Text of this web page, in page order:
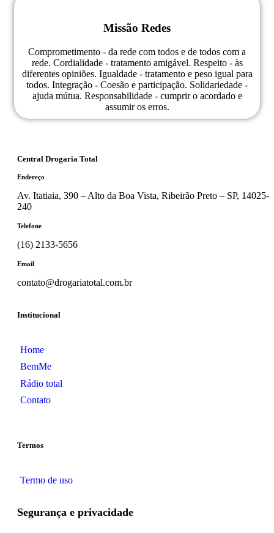
Missão Redes
Comprometimento - da rede com todos e de todos com a
rede. Cordialidade - tratamento amigável. Respeito - às
diferentes opiniões. Igualdade - tratamento e peso igual para
todos. Integração - Coesão e participação. Solidariedade -
ajuda mútua. Responsabilidade - cumprir o acordado e
assumir os erros.
Central Drogaria Total
Endereço
Av. Itatiaia, 390 – Alto da Boa Vista, Ribeirão Preto – SP, 14025-
240
Telefone
(16) 2133-5656
Email
contato@drogariatotal.com.br
Institucional
Home
BemMe
Rádio total
Contato
Termos
Termo de uso
Segurança e privacidade